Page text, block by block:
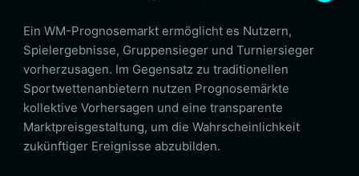
Ein WM-Prognosemarkt ermöglicht es Nutzern,
Spielergebnisse, Gruppensieger und Turniersieger
vorherzusagen. Im Gegensatz zu traditionellen
Sportwettenanbietern nutzen Prognosemärkte
kollektive Vorhersagen und eine transparente
Marktpreisgestaltung, um die Wahrscheinlichkeit
zukünftiger Ereignisse abzubilden.